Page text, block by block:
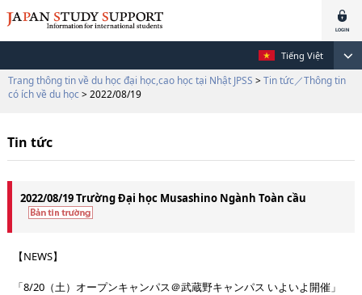
Tiếng Việt
Trang thông tin về du học đại học,cao học tại Nhật JPSS > Tin tức／Thông tin
có ích về du học > 2022/08/19
Tin tức
2022/08/19 Trường Đại học Musashino Ngành Toàn cầu
【NEWS】
「8/20（土）オープンキャンパス＠武蔵野キャンパス いよいよ開催」